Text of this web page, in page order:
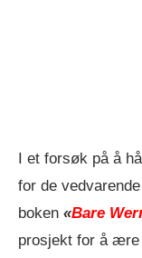
I et forsøk på å
for de
boken «Bare
prosjekt for å ære